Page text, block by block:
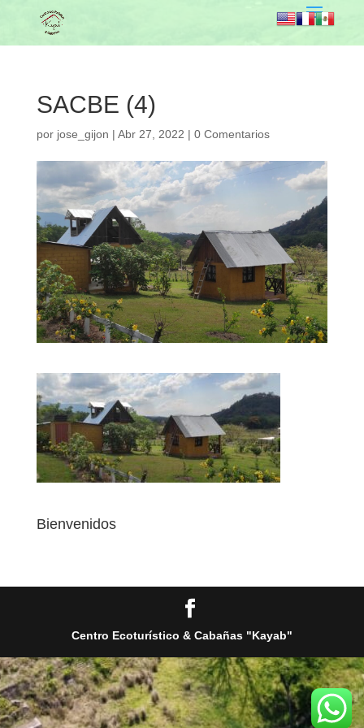
SACBE (4)
por jose_gijon | Abr 27, 2022 | 0 Comentarios
Bienvenidos
Centro Ecoturístico & Cabañas "Kayab"